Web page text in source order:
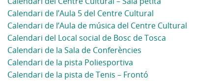
Calendari de l’Aula 5 del Centre Cultural
Calendari de l’Aula de música del Centre Cultural
Calendari del Local social de Bosc de Tosca
Calendari de la Sala de Conferències
Calendari de la pista Poliesportiva
Calendari de la pista de Tenis – Frontó